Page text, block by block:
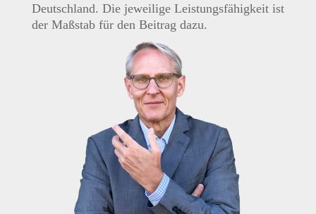
Deutschland. Die jeweilige Leistungsfähigkeit ist
der Maßstab für den Beitrag dazu.